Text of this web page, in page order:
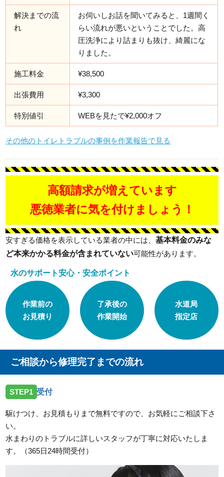
解決までの流
れ
お伺いしお話を聞いてみると、1週間く
らい流れが悪いということでした。高
圧洗浄により詰まりも抜け、綺麗にな
りました。
施工料金 ¥38,500
出張費用 ¥3,300
特別値引 WEBを見たで¥2,000オフ
その他のトイレトラブルの事例を作業報告で見る
高額請求が増えています
悪徳業者に気を付けましょう！
安すぎる価格を表示している業者の中には、基本料金のみな
ど本来かかる料金が含まれていない可能性があります。
水のサポート安心・安全ポイント
作業前の
お見積り
了承後の
作業開始
水道局
指定店
ご相談から修理完了までの流れ
STEP1 受付
駆けつけ、お見積もりまで無料ですので、お気軽にご相談下さ
い。
水まわりのトラブルに詳しいスタッフが丁寧に対応いたしま
す。（365日24時間受付）